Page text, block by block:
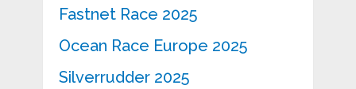
Fastnet Race 2025
Ocean Race Europe 2025
Silverrudder 2025